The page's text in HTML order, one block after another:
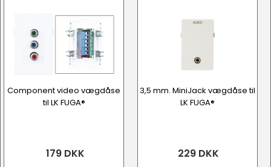
Component video vægdåse
til LK FUGA®
179 DKK
3,5 mm. MiniJack vægdåse til
LK FUGA®
229 DKK